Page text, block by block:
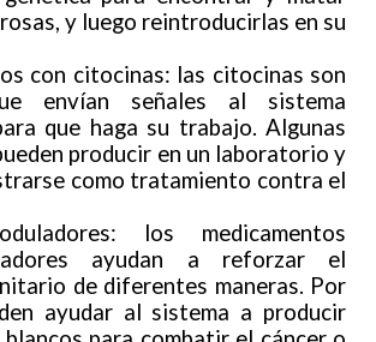
y luego reintroducirlas en su
con citocinas: las citocinas son
envían señales al sistema
que haga su trabajo. Algunas
producir en un laboratorio y
como tratamiento contra el
los medicamentos
ayudan a reforzar el
de diferentes maneras. Por
ayudar al sistema a producir